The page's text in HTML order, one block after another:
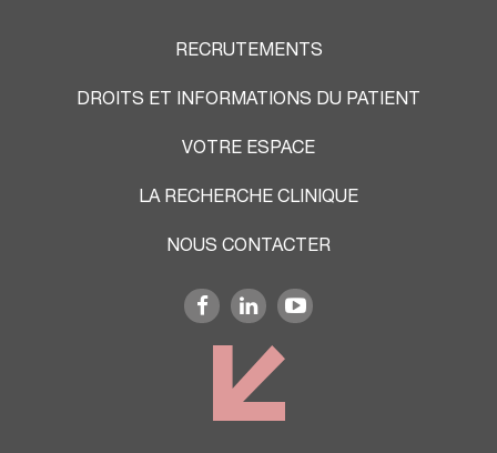
RECRUTEMENTS
DROITS ET INFORMATIONS DU PATIENT
VOTRE ESPACE
LA RECHERCHE CLINIQUE
NOUS CONTACTER